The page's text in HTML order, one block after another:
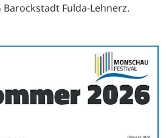
Fulda-Lehnerz.